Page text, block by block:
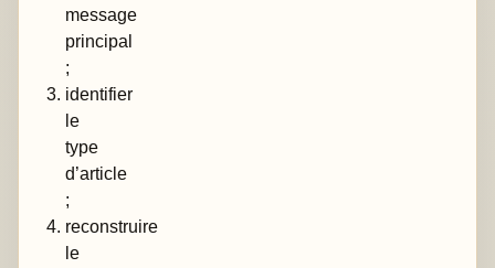
message
principal
;
identifier
le
type
d’article
;
reconstruire
le